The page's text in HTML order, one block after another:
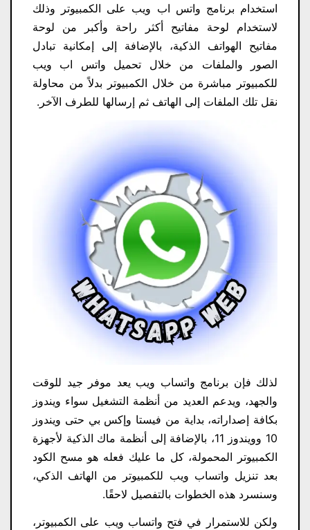
استخدام برنامج واتس اب ويب على الكمبيوتر وذلك
لاستخدام لوحة مفاتيح أكثر راحة وأكبر من لوحة
مفاتيح الهواتف الذكية، بالإضافة إلى إمكانية تبادل
الصور والملفات من خلال تحميل واتس اب ويب
للكمبيوتر مباشرة من خلال الكمبيوتر بدلاً من محاولة
نقل تلك الملفات إلى الهاتف ثم إرسالها للطرف الآخر.
لذلك فإن برنامج واتساب ويب يعد موفر جيد للوقت
والجهد، ويدعم العديد من أنظمة التشغيل سواء ويندوز
بكافة إصداراته، بداية من فيستا وإكس بي حتى ويندوز
10 وويندوز 11، بالإضافة إلى أنظمة ماك الذكية لأجهزة
الكمبيوتر المحمولة، كل ما عليك فعله هو مسح الكود
بعد تنزيل واتساب ويب للكمبيوتر من الهاتف الذكي،
وسنسرد هذه الخطوات بالتفصيل لاحقًا.
ولكن للاستمرار في فتح واتساب ويب على الكمبيوتر،